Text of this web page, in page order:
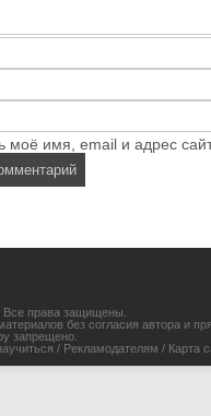
моё имя, email и адрес
права защищены.
без согласия автора и
запрещено.
/ Рекламодателям / Карта